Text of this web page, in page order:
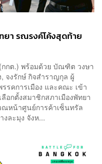
ยา รณรงค์โค้งสุดท้าย
กกต.) พร้อมด้วย บัณฑิต วงษา
จงรักษ์ กิจสำราญกุล ผู้
รคการเมือง และคณะ เข้า
อกตั้งสมาชิกสภาเมืองพัทยา
ณหน้าศูนย์การค้าเซ็นทรัล
ละมุง จังห...